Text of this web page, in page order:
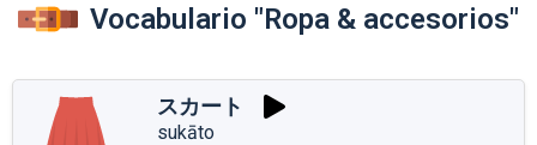
Vocabulario "Ropa & accesorios"
スカート
sukāto